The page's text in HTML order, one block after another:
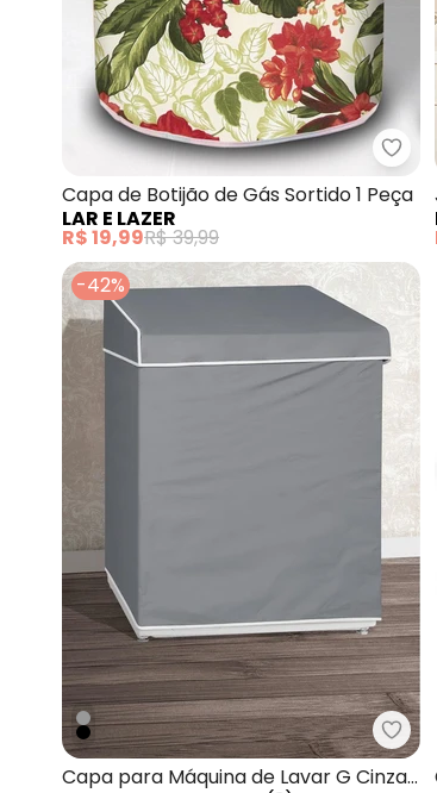
Lar
Capa de Botijão de Gás Sortido 1 Peça
LAR E LAZER
R$ 19,99R$ 39,99
-42%
Lar
Capa para Máquina de Lavar G Cinza 1